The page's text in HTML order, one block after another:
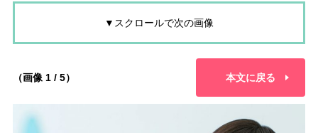
▼スクロールで次の画像
（画像 1 / 5） 本文に戻る